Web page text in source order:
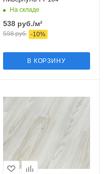
На складе
538руб./м²
598руб. -10%
В КОРЗИНУ